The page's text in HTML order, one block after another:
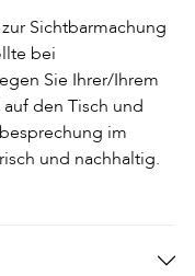
Sichtbarmachung
bei
Sie Ihrer/Ihrem
den Tisch und
im
und nachhaltig.